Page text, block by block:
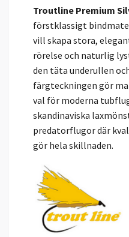
Troutline Premium
förstklassigt
vill skapa stora,
rörelse och naturlig
den täta underullen
färgteckningen gör
val för moderna
skandinaviska
predatorflugor där
gör hela skillnaden.